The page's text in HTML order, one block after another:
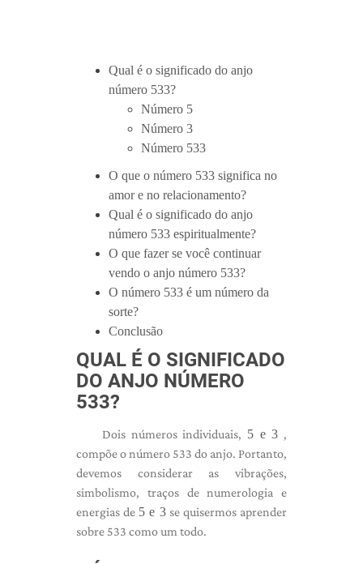
Qual é o significado do anjo
número 533?
Número 5
Número 3
Número 533
O que o número 533 significa no
amor e no relacionamento?
Qual é o significado do anjo
número 533 espiritualmente?
O que fazer se você continuar
vendo o anjo número 533?
O número 533 é um número da
sorte?
Conclusão
QUAL É O SIGNIFICADO
DO ANJO NÚMERO
533?
Dois números individuais, 5 e 3 ,
compõe o número 533 do anjo. Portanto,
devemos considerar as vibrações,
simbolismo, traços de numerologia e
energias de 5 e 3se quisermos aprender
sobre 533 como um todo.